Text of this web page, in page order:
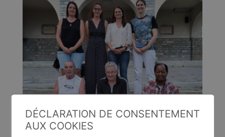
DÉCLARATION DE CONSENTEMENT
AUX COOKIES